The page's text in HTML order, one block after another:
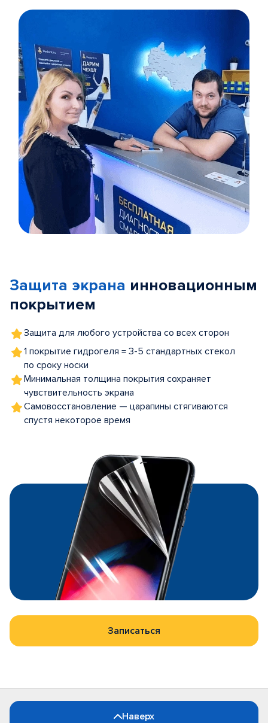
5
Защита экрана инновационным
покрытием
Защита для любого устройства со всех сторон
1 покрытие гидрогеля = 3-5 стандартных стекол
по сроку носки
Минимальная толщина покрытия сохраняет
чувствительность экрана
Самовосстановление — царапины стягиваются
спустя некоторое время
Записаться
Наверх